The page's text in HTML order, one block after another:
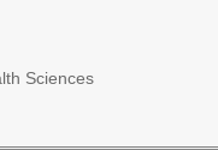
Sciences